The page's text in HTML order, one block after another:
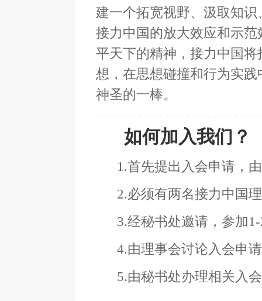
建一个拓宽视野、汲取知
接力中国的放大效应和示
平天下的精神，接力中国
想，在思想碰撞和行为实
神圣的一棒。
如何加入我们？
1.首先提出入会申请，由
2.必须有两名接力中国理
3.经秘书处邀请，参加1-
4.由理事会讨论入会申
5.由秘书处办理相关入